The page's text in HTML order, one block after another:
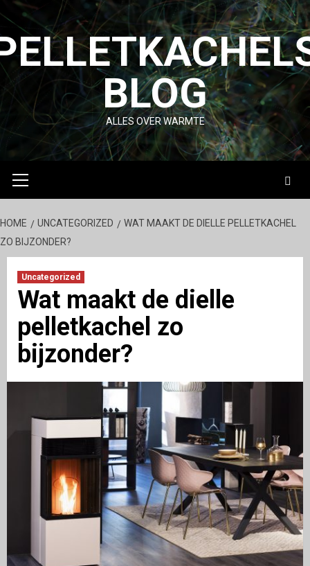
Skip
content
BLOG
ALLES OVER WARMTE
Menu
HOME UNCATEGORIZED
WAT MAAKT DE DIELLE PELLETKACHEL
ZO BIJZONDER?
Uncategorized
Wat maakt de dielle
pelletkachel zo
bijzonder?